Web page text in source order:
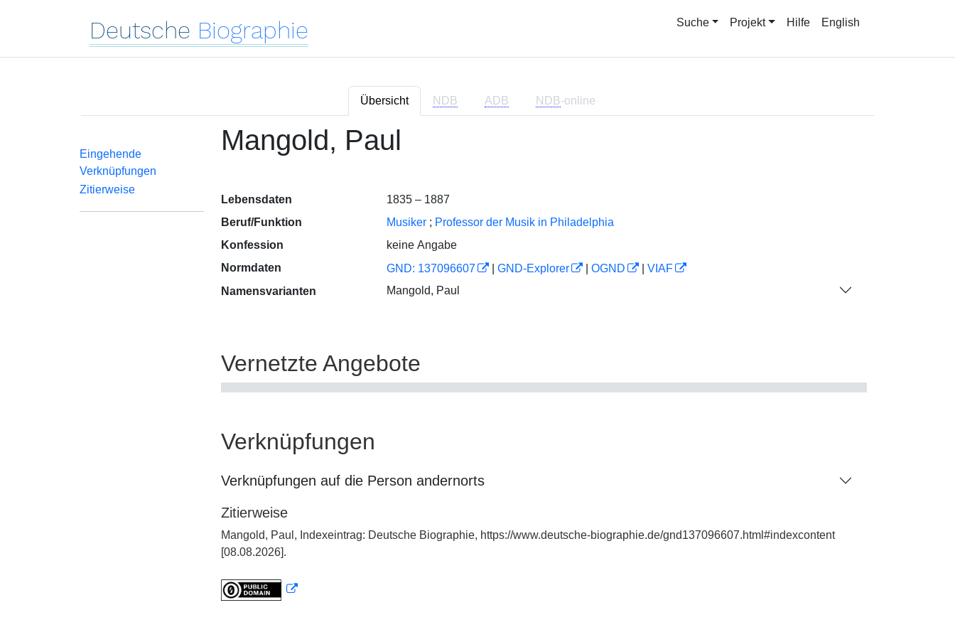
Deutsche Biographie Suche Projekt Hilfe English
Übersicht NDB ADB NDB-online
Eingehende
Verknüpfungen
Zitierweise
Mangold, Paul
Lebensdaten
1835 – 1887
Beruf/Funktion
Musiker ; Professor der Musik in Philadelphia
Konfession
keine Angabe
Normdaten
GND: 137096607 GND-Explorer OGND
VIAF
Namensvarianten
Mangold, Paul
Vernetzte Angebote
Verknüpfungen
Verknüpfungen auf die Person andernorts
Zitierweise
Mangold, Paul, Indexeintrag: Deutsche Biographie, https://www.deutsche-biographie.de/gnd137096607.html#indexcontent
[08.08.2026].